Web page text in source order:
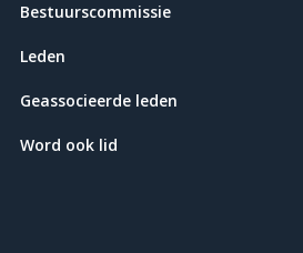
Bestuurscommissie
Leden
Geassocieerde leden
Word ook lid